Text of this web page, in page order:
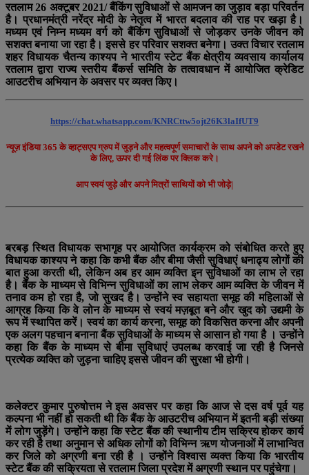
रतलाम 26 अक्टूबर 2021/ बैंकिंग सुविधाओं से आमजन का जुड़ाव बड़ा परिवर्तन
है। प्रधानमंत्री नरेंद्र मोदी के नेतृत्व में भारत बदलाव की राह पर खड़ा है।
मध्यम एवं निम्न मध्यम वर्ग को बैंकिंग सुविधाओं से जोड़कर उनके जीवन को
सशक्त बनाया जा रहा है। इससे हर परिवार सशक्त बनेगा। उक्त विचार रतलाम
शहर विधायक चैतन्य काश्यप ने भारतीय स्टेट बैंक क्षेत्रीय व्यवसाय कार्यालय
रतलाम द्वारा राज्य स्तरीय बैंकर्स समिति के तत्वावधान में आयोजित क्रेडिट
आउटरीच अभियान के अवसर पर व्यक्त किए।
https://chat.whatsapp.com/KNRCttw5ojt26K3laIfUT9
न्यूज़ इंडिया 365 के व्हाट्सएप ग्रुप में जुड़ने और महत्वपूर्ण समाचारों के साथ अपने को अपडेट रखने
के लिए, ऊपर दी गई लिंक पर क्लिक करे।
आप स्वयं जुड़े और अपने मित्रों साथियों को भी जोड़े|
बरबड़ स्थित विधायक सभागृह पर आयोजित कार्यक्रम को संबोधित करते हुए
विधायक काश्यप ने कहा कि कभी बैंक और बीमा जैसी सुविधाएं धनाढ्य लोगों की
बात हुआ करती थी, लेकिन अब हर आम व्यक्ति इन सुविधाओं का लाभ ले रहा
है। बैंक के माध्यम से विभिन्न सुविधाओं का लाभ लेकर आम व्यक्ति के जीवन में
तनाव कम हो रहा है, जो सुखद है। उन्होंने स्व सहायता समूह की महिलाओं से
आग्रह किया कि वे लोन के माध्यम से स्वयं मज़बूत बने और खुद को उद्यमी के
रूप में स्थापित करें। स्वयं का कार्य करना, समूह को विकसित करना और अपनी
एक अलग पहचान बनाना बैंक सुविधाओं के माध्यम से आसान हो गया है । उन्होंने
कहा कि बैंक के माध्यम से बीमा सुविधाएं उपलब्ध करवाई जा रही है जिनसे
प्रत्येक व्यक्ति को जुड़ना चाहिए इससे जीवन की सुरक्षा भी होगी।
कलेक्टर कुमार पुरुषोत्तम ने इस अवसर पर कहा कि आज से दस वर्ष पूर्व यह
कल्पना भी नहीं हो सकती थी कि बैंक के आउटरीच अभियान में इतनी बड़ी संख्या
में लोग जुड़ेंगे। उन्होंने कहा कि स्टेट बैंक की स्थानीय टीम सक्रिय होकर कार्य
कर रही है तथा अनुमान से अधिक लोगों को विभिन्न ऋण योजनाओं में लाभान्वित
कर जिले को अग्रणी बना रही है । उन्होंने विश्वास व्यक्त किया कि भारतीय
स्टेट बैंक की सक्रियता से रतलाम जिला प्रदेश में अग्रणी स्थान पर पहुंचेगा।